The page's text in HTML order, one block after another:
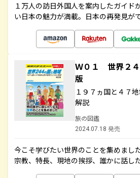
１万人の訪日外国人を案内したガイド
い日本の魅力が満載。日本の再発見が
Ｗ０１ 世界２
版
１９７ヵ国と４７
解説
旅の図鑑
2024.07.18 発売
今こそ学びたい世界のことを集めまし
宗教、特長、現地の挨拶、誰かに話し